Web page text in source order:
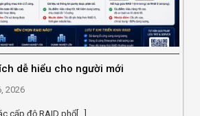
dễ hiểu cho người mới
2026
cấp độ RAID phổ[...]